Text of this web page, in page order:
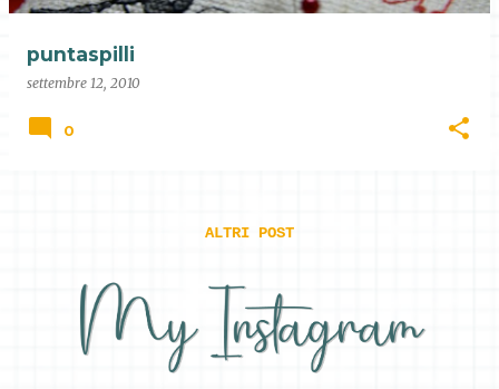
puntaspilli
settembre 12, 2010
0
ALTRI POST